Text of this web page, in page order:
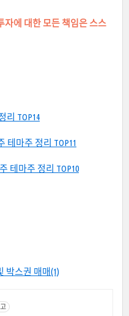
에 대한 모든 책임은 스스
리 TOP14
테마주 정리 TOP11
테마주 정리 TOP10
박스권 매매(1)